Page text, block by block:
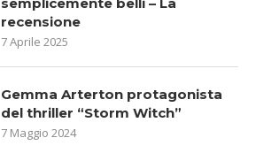
recensione
7 Aprile 2025
Gemma Arterton protagonista
del thriller “Storm Witch”
7 Maggio 2024